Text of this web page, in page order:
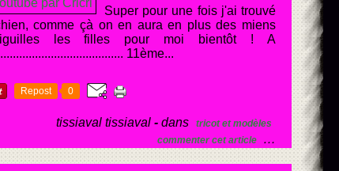
Super pour une fois j'ai trouvé
comme çà on en aura en plus des miens
les filles pour moi bientôt ! A
11ème...
Repost 0
tissiaval tissiaval - dans
tricot et modèles
commenter cet article
…